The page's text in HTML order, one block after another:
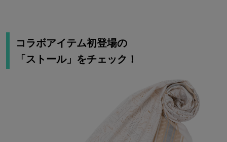
コラボアイテム初登場の
「ストール」をチェック！